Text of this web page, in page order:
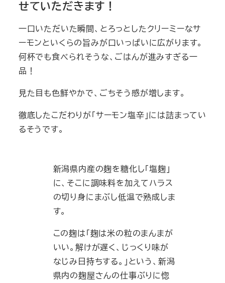
せていただきます！
一口いただいた瞬間、とろっとしたクリーミーなサ
ーモンといくらの旨みが口いっぱいに広がります。
何杯でも食べられそうな、ごはんが進みすぎる一
品！
見た目も色鮮やかで、ごちそう感が増します。
徹底したこだわりが「サーモン塩辛」には詰まってい
るそうです。
新潟県内産の麹を糖化し「塩麹」
に、そこに調味料を加えてハラス
の切り身にまぶし低温で熟成しま
す。
この麹は「麹は米の粒のまんまが
いい。解けが遅く、じっくり味が
なじみ日持ちする。」という、新潟
県内の麹屋さんの仕事ぶりに惚